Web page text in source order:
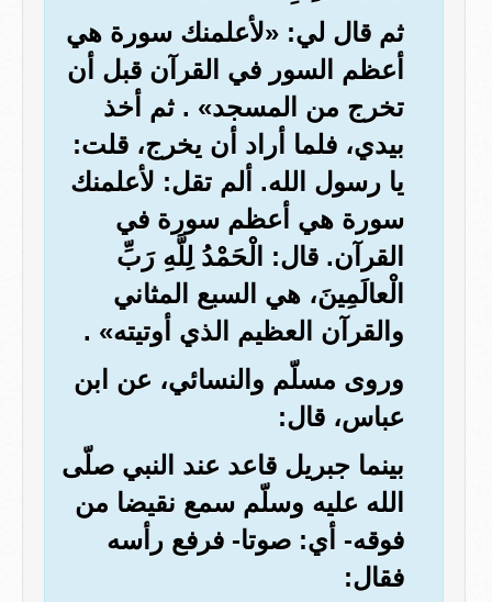
ثم قال لي: «لأعلمنك سورة هي
أعظم السور في القرآن قبل أن
تخرج من المسجد» . ثم أخذ
بيدي، فلما أراد أن يخرج، قلت:
يا رسول الله. ألم تقل: لأعلمنك
سورة هي أعظم سورة في
القرآن. قال: الْحَمْدُ لِلَّهِ رَبِّ
الْعالَمِينَ، هي السبع المثاني
والقرآن العظيم الذي أوتيته» .
وروى مسلّم والنسائي، عن ابن
عباس، قال:
بينما جبريل قاعد عند النبي صلّى
الله عليه وسلّم سمع نقيضا من
فوقه- أي: صوتا- فرفع رأسه
فقال: